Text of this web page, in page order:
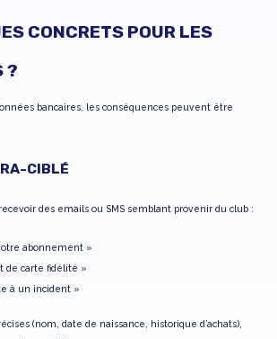
CONCRETS POUR LES
?
bancaires, les conséquences peuvent être
CIBLÉ
des emails ou SMS semblant provenir du club :
abonnement »
de carte fidélité »
à un incident »
(nom, date de naissance, historique d’achats),